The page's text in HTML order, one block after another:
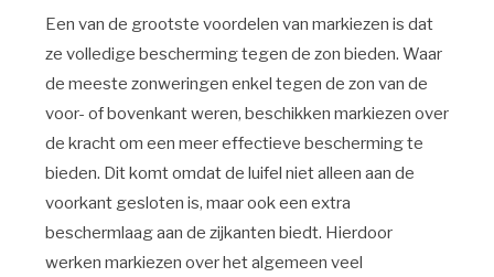
Een van de grootste voordelen van markiezen is dat
ze volledige bescherming tegen de zon bieden. Waar
de meeste zonweringen enkel tegen de zon van de
voor- of bovenkant weren, beschikken markiezen over
de kracht om een meer effectieve bescherming te
bieden. Dit komt omdat de luifel niet alleen aan de
voorkant gesloten is, maar ook een extra
beschermlaag aan de zijkanten biedt. Hierdoor
werken markiezen over het algemeen veel